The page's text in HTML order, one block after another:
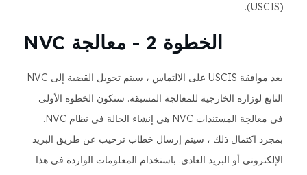
(USCIS).
الخطوة 2 - معالجة NVC
بعد موافقة USCIS على الالتماس ، سيتم تحويل القضية إلى NVC
التابع لوزارة الخارجية للمعالجة المسبقة. ستكون الخطوة الأولى
في معالجة المستندات NVC هي إنشاء الحالة في نظام NVC.
بمجرد اكتمال ذلك ، سيتم إرسال خطاب ترحيب عن طريق البريد
الإلكتروني أو البريد العادي. باستخدام المعلومات الواردة في هذا